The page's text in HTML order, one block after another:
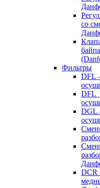
со
Фильтры
DFL
DGL
DCR